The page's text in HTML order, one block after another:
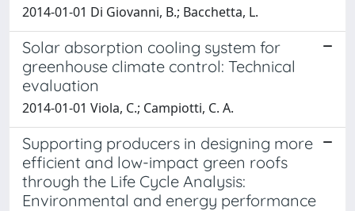
2014-01-01 Di Giovanni, B.; Bacchetta, L.
Solar absorption cooling system for
greenhouse climate control: Technical
evaluation
2014-01-01 Viola, C.; Campiotti, C. A.
Supporting producers in designing more
efficient and low-impact green roofs
through the Life Cycle Analysis:
Environmental and energy performance